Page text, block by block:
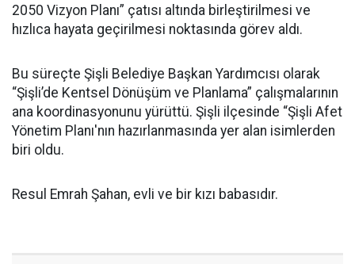
2050 Vizyon Planı” çatısı altında birleştirilmesi ve
hızlıca hayata geçirilmesi noktasında görev aldı.
Bu süreçte Şişli Belediye Başkan Yardımcısı olarak
“Şişli’de Kentsel Dönüşüm ve Planlama” çalışmalarının
ana koordinasyonunu yürüttü. Şişli ilçesinde “Şişli Afet
Yönetim Planı'nın hazırlanmasında yer alan isimlerden
biri oldu.
Resul Emrah Şahan, evli ve bir kızı babasıdır.